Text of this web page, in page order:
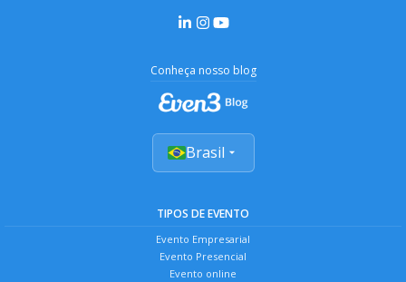
Conheça nosso blog
Brasil
TIPOS DE EVENTO
Evento Empresarial
Evento Presencial
Evento online